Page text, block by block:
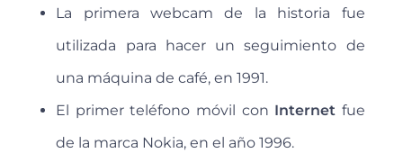
La primera webcam de la historia fue
utilizada para hacer un seguimiento de
una máquina de café, en 1991.
El primer teléfono móvil con Internet fue
de la marca Nokia, en el año 1996.